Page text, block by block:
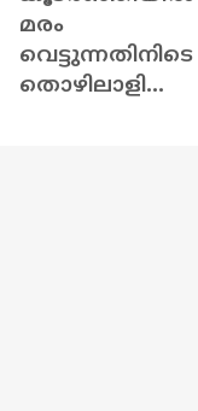
മരം
വെട്ടുന്നതിനിടെ
തൊഴിലാളി